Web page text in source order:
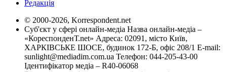
Редакція
© 2000-2026, Korrespondent.net
Суб'єкт у сфері онлайн-медіа Назва онлайн-медіа –
«КореспонденТ.net» Адреса: 02091, місто Київ,
ХАРКІВСЬКЕ ШОСЕ, будинок 172-Б, офіс 208/1 E-mail:
sunlight@mediadim.com.ua Телефон: 044-205-43-00
Ідентифікатор медіа – R40-06068